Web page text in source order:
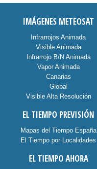
IMÁGENES METEOSAT
Infrarrojos Animada
Visible Animada
Infrarrojo B/N Animada
Vapor Animada
Canarias
Global
Visible Alta Resolución
EL TIEMPO PREVISIÓN
Mapas del Tiempo España
El Tiempo por Localidades
EL TIEMPO AHORA